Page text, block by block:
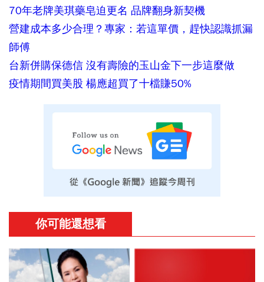
70年老牌美琪藥皂迫更名 品牌翻身新契機
營建成本多少合理？專家：若這單價，趕快認識抓漏
師傅
台新併購保德信 沒有壽險的玉山金下一步這麼做
疫情期間買美股 楊應超買了十檔賺50%